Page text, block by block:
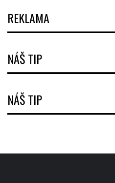
REKLAMA
NÁŠ TIP
NÁŠ TIP